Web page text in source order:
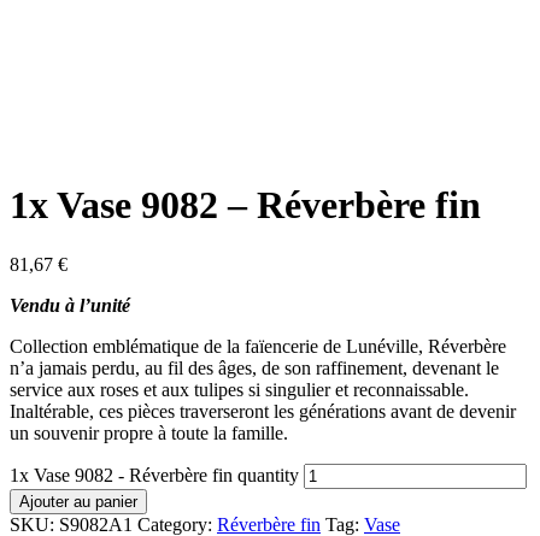
1x Vase 9082 – Réverbère fin
81,67 €
Vendu à l’unité
Collection emblématique de la faïencerie de Lunéville, Réverbère
n’a jamais perdu, au fil des âges, de son raffinement, devenant le
service aux roses et aux tulipes si singulier et reconnaissable.
Inaltérable, ces pièces traverseront les générations avant de devenir
un souvenir propre à toute la famille.
1x Vase 9082 - Réverbère fin quantity
Ajouter au panier
SKU: S9082A1 Category: Réverbère fin Tag: Vase